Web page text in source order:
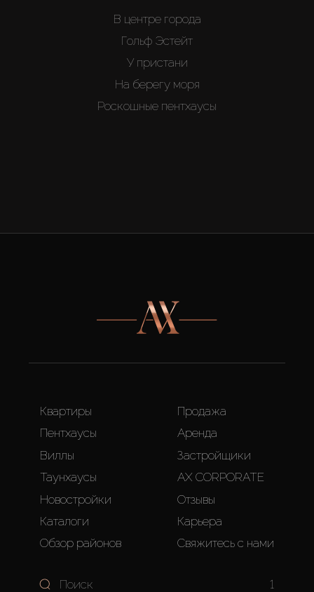
В центре города
Гольф Эстейт
У пристани
На берегу моря
Роскошные пентхаусы
Квартиры
Пентхаусы
Виллы
Таунхаусы
Новостройки
Каталоги
Обзор районов
Продажа
Аренда
Застройщики
AX CORPORATE
Отзывы
Карьера
Свяжитесь с нами
1